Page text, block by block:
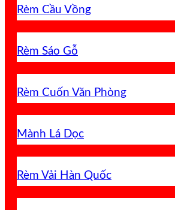
Rèm Cầu Vồng
Rèm Sáo Gỗ
Rèm Cuốn Văn Phòng
Mành Lá Dọc
Rèm Vải Hàn Quốc